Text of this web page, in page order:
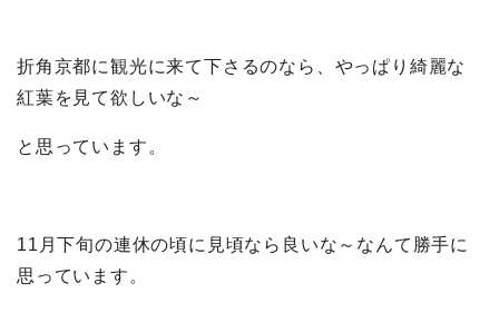
折角京都に観光に来て下さるのなら、やっぱり綺麗な
紅葉を見て欲しいな～
と思っています。
11月下旬の連休の頃に見頃なら良いな～なんて勝手に
思っています。